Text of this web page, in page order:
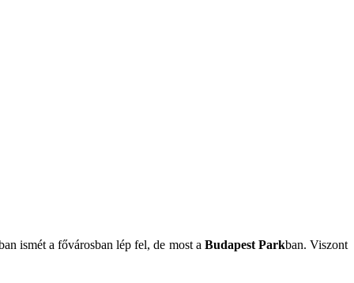
ismét a fővárosban lép fel, de most a Budapest Parkban. Viszont